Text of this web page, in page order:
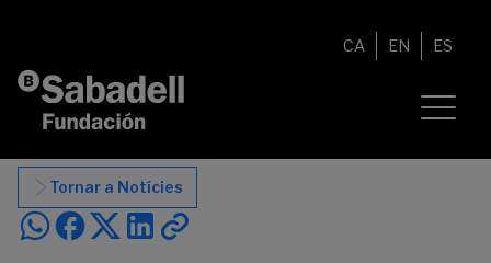
CA EN ES
Tornar a Notícies